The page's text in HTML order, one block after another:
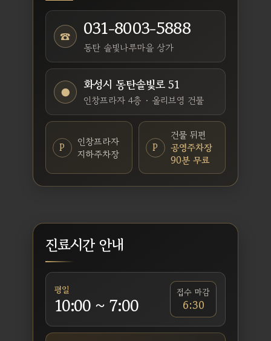
☎ 031-8003-5888
동탄 솔빛나루마을 상가
● 화성시 동탄솔빛로 51
인창프라자 4층 · 올리브영 건물
P
인창프라자
지하주차장
P
건물 뒤편
공영주차장
90분 무료
진료시간 안내
평일
10:00 ~ 7:00
접수 마감
6:30